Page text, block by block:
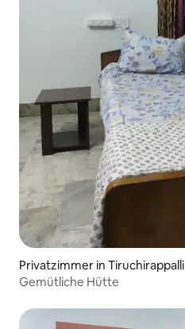
Privatzimmer in Tiruchirappalli
Gemütliche Hütte